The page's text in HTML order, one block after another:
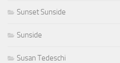
Sunset Sunside
Sunside
Susan Tedeschi